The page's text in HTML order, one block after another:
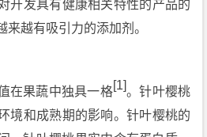
开发具有健康相关特性的产品的
越有吸引力的添加剂。
在果蔬中独具一格[1]。针叶樱桃
境和成熟期的影响。针叶樱桃的